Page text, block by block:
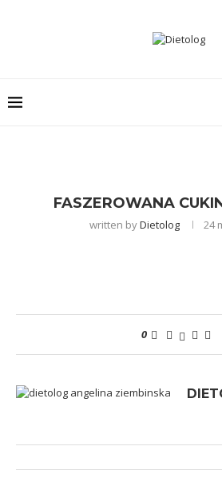
FASZEROWANA
written byDietolog 24
0